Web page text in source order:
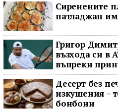
Сиренените
патладжан
Григор
възхода си в
въпреки
Десерт без
изкушения –
бонбони